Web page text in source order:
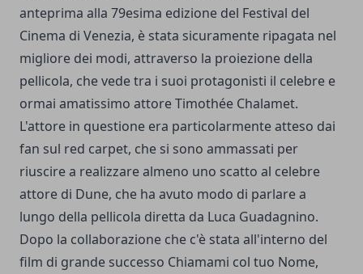
anteprima alla 79esima edizione del Festival del
Cinema di Venezia, è stata sicuramente ripagata nel
migliore dei modi, attraverso la proiezione della
pellicola, che vede tra i suoi protagonisti il celebre e
ormai amatissimo attore Timothée Chalamet.
L'attore in questione era particolarmente atteso dai
fan sul red carpet, che si sono ammassati per
riuscire a realizzare almeno uno scatto al celebre
attore di Dune, che ha avuto modo di parlare a
lungo della pellicola diretta da Luca Guadagnino.
Dopo la collaborazione che c'è stata all'interno del
film di grande successo Chiamami col tuo Nome,